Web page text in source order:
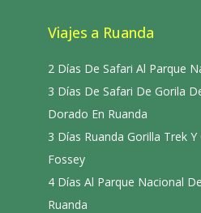
Viajes a Ruanda
2 Días De Safari Al Parque
3 Días De Safari De Gorila
Dorado En Ruanda
3 Días Ruanda Gorilla Trek
Fossey
4 Días Al Parque Nacional
Ruanda